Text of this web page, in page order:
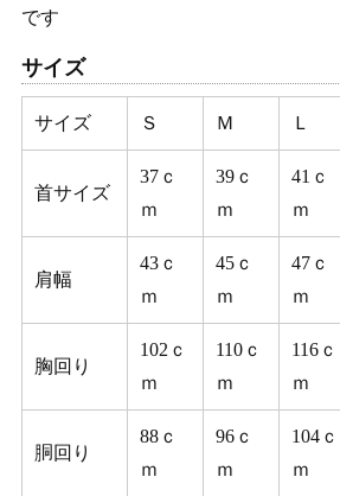
です
サイズ
サイズ Ｓ Ｍ Ｌ
首サイズ
37ｃ
ｍ
39ｃ
ｍ
41ｃ
ｍ
肩幅
43ｃ
ｍ
45ｃ
ｍ
47ｃ
ｍ
胸回り
102ｃ
ｍ
110ｃ
ｍ
116ｃ
ｍ
胴回り
88ｃ
ｍ
96ｃ
ｍ
104ｃ
ｍ